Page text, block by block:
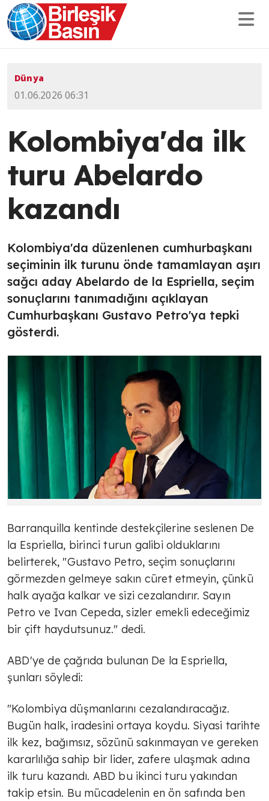
Dünya
01.06.2026 06:31
Kolombiya'da ilk
turu Abelardo
kazandı
Kolombiya'da düzenlenen cumhurbaşkanı
seçiminin ilk turunu önde tamamlayan aşırı
sağcı aday Abelardo de la Espriella, seçim
sonuçlarını tanımadığını açıklayan
Cumhurbaşkanı Gustavo Petro'ya tepki
gösterdi.
Barranquilla kentinde destekçilerine seslenen De
la Espriella, birinci turun galibi olduklarını
belirterek, "Gustavo Petro, seçim sonuçlarını
görmezden gelmeye sakın cüret etmeyin, çünkü
halk ayağa kalkar ve sizi cezalandırır. Sayın
Petro ve Ivan Cepeda, sizler emekli edeceğimiz
bir çift haydutsunuz." dedi.
ABD'ye de çağrıda bulunan De la Espriella,
şunları söyledi:
"Kolombiya düşmanlarını cezalandıracağız.
Bugün halk, iradesini ortaya koydu. Siyasi tarihte
ilk kez, bağımsız, sözünü sakınmayan ve gereken
kararlılığa sahip bir lider, zafere ulaşmak adına
ilk turu kazandı. ABD bu ikinci turu yakından
takip etsin. Bu mücadelenin en ön safında ben